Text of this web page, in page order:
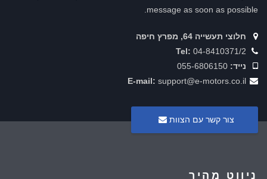
message as soon as possible.
חלוצי תעשייה 64, מפרץ חיפה
Tel: 04-8410371/2
נייד: 055-6806150
E-mail: support@e-motors.co.il
צור קשר עם הצוות
ניווט מהיר